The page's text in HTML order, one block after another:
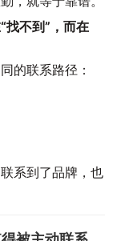
找不到”，而在
的联系路径：
系到了品牌，也